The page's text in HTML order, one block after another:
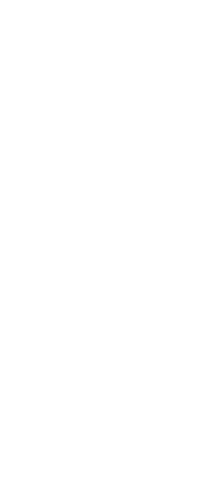
weasyprint when installation